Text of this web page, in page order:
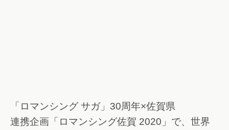
「ロマンシング サガ」30周年×佐賀県
連携企画「ロマンシング佐賀 2020」で、世界